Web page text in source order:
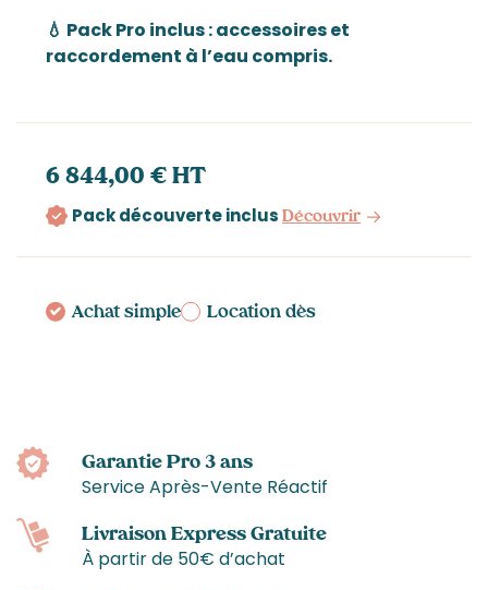
💧 Pack Pro inclus : accessoires et
raccordement à l’eau compris.
6 844,00 € HT
Pack découverte inclusDécouvrir
Achat simple Location dès
Garantie Pro 3 ans
Service Après-Vente Réactif
Livraison Express Gratuite
À partir de 50€ d’achat